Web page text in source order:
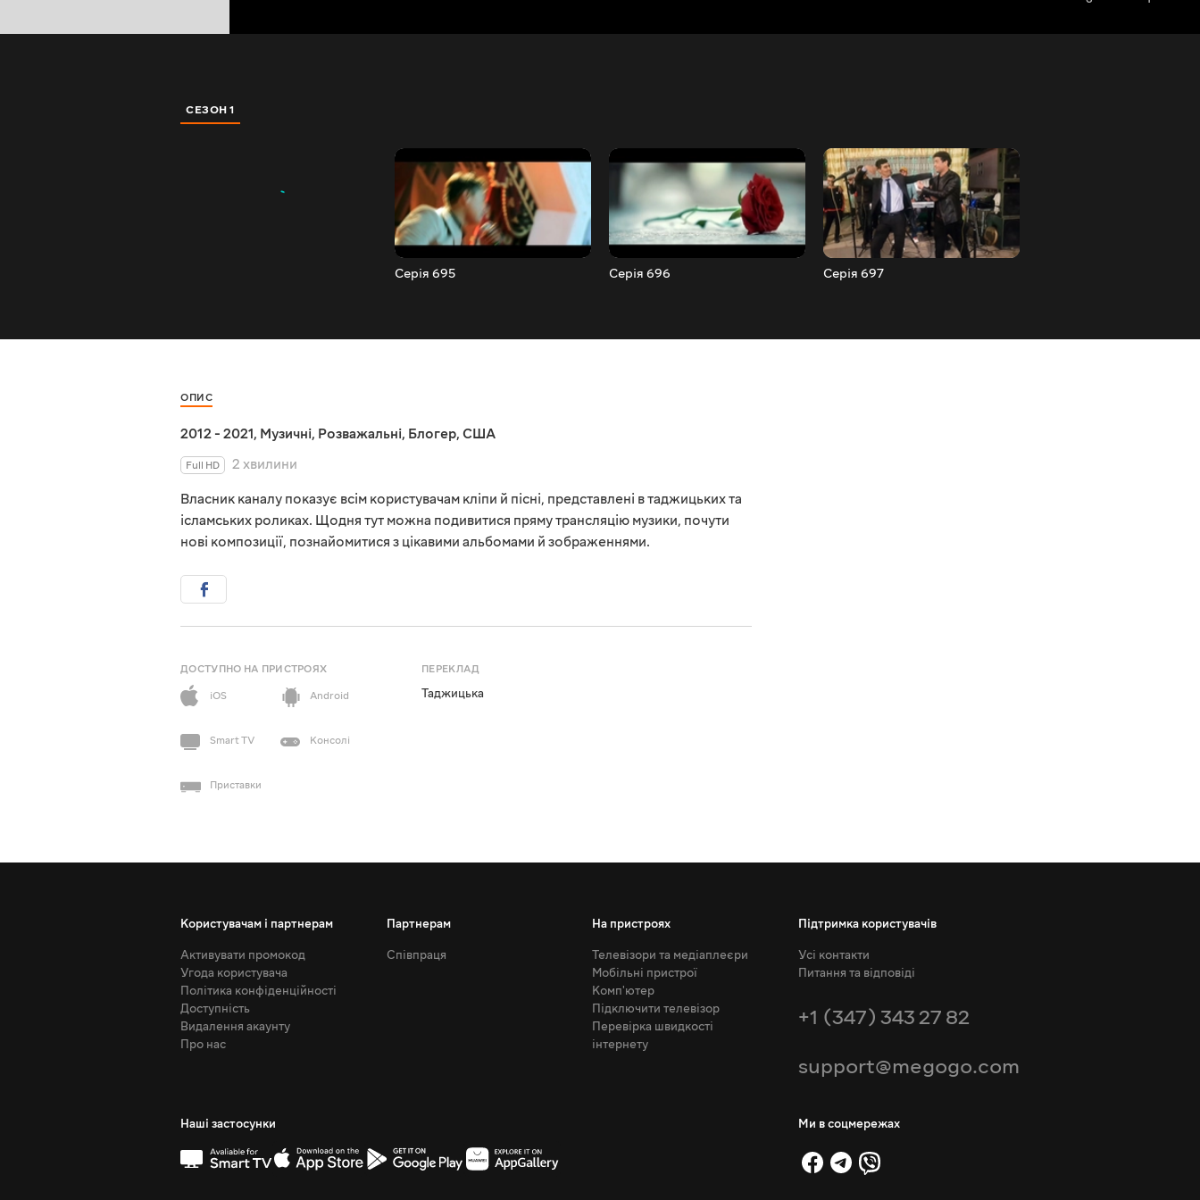
СЕЗОН 1
Серія 695 Серія 696 Серія 697
ОПИС
2012 - 2021, Музичні, Розважальні, Блогер, США
Full HD
2 хвилини
Власник каналу показує всім користувачам кліпи й пісні, представлені в таджицьких та
ісламських роликах. Щодня тут можна подивитися пряму трансляцію музики, почути
нові композиції, познайомитися з цікавими альбомами й зображеннями.
ДОСТУПНО НА ПРИСТРОЯХ
iOS
Android
Smart TV Консолі
Приставки
ПЕРЕКЛАД
Таджицька
Користувачам і партнерам
Активувати промокод
Угода користувача
Політика конфіденційності
Доступність
Видалення акаунту
Про нас
Партнерам
Співпраця
На пристроях
Телевізори та медіаплеєри
Мобільні пристрої
Комп'ютер
Підключити телевізор
Перевірка швидкості
інтернету
Підтримка користувачів
Усі контакти
Питання та відповіді
+1 (347) 343 27 82
support@megogo.com
Наші застосунки Ми в соцмережах